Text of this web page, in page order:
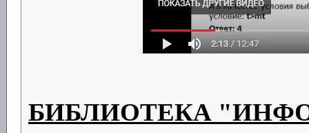
БИБЛИОТЕКА